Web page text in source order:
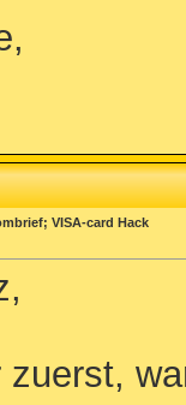
VISA-card Hack
zuerst,